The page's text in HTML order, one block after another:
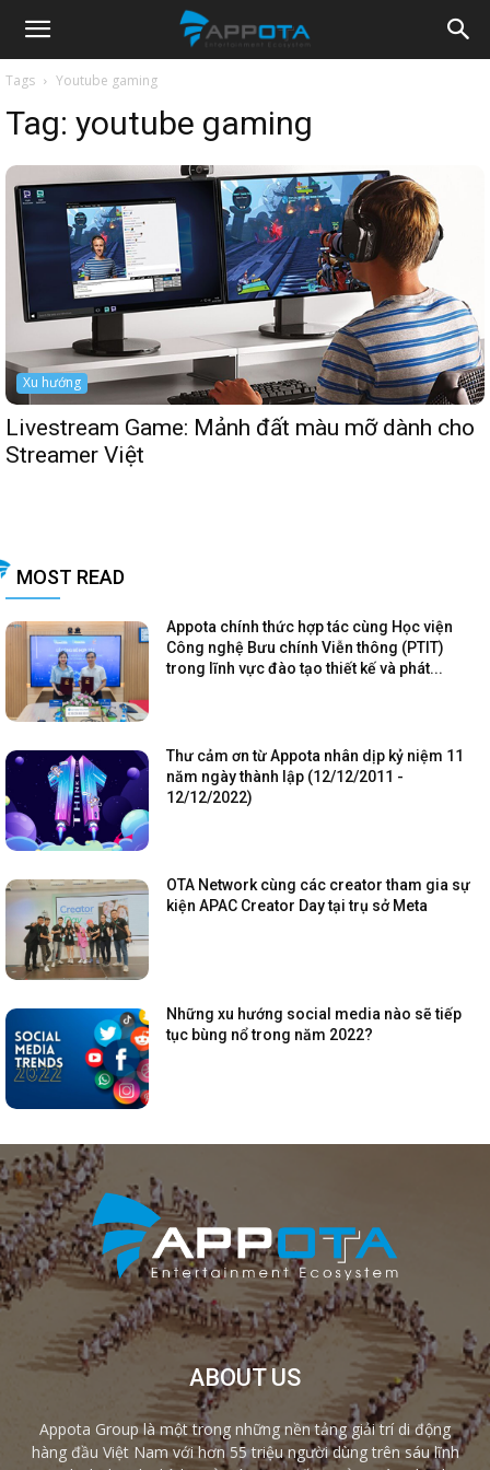
Appota
News
Tags Youtube gaming
Tag: youtube gaming
Xu hướng
Livestream Game: Mảnh đất màu mỡ dành cho
Streamer Việt
MOST READ
Appota chính thức hợp tác cùng Học viện
Công nghệ Bưu chính Viễn thông (PTIT)
trong lĩnh vực đào tạo thiết kế và phát...
Thư cảm ơn từ Appota nhân dịp kỷ niệm 11
năm ngày thành lập (12/12/2011 -
12/12/2022)
OTA Network cùng các creator tham gia sự
kiện APAC Creator Day tại trụ sở Meta
Những xu hướng social media nào sẽ tiếp
tục bùng nổ trong năm 2022?
ABOUT US
Appota Group là một trong những nền tảng giải trí di động
hàng đầu Việt Nam với hơn 55 triệu người dùng trên sáu lĩnh